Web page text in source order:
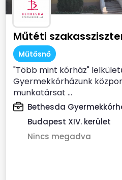
Műtéti
Műtősnő
"Több mint kórház"
Gyermekkórházunk
munkatársat ...
Bethesda
Budapest XIV. kerület
Nincs megadva